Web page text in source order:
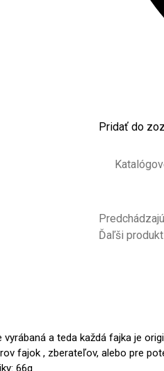
Pridať do
Ďaľši produkt
a teda každá fajka je
fajok , zberateľov, alebo pre
66g